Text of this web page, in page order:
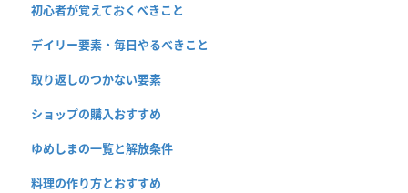
初心者が覚えておくべきこと
デイリー要素・毎日やるべきこと
取り返しのつかない要素
ショップの購入おすすめ
ゆめしまの一覧と解放条件
料理の作り方とおすすめ